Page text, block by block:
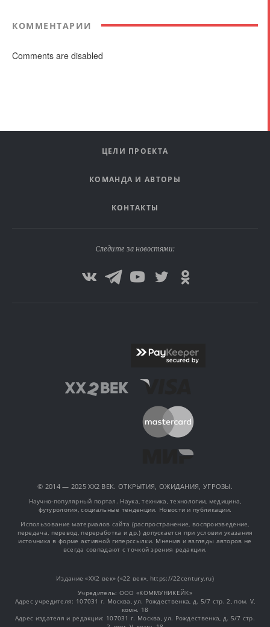
КОММЕНТАРИИ
Comments are disabled
ЦЕЛИ ПРОЕКТА
КОМАНДА И АВТОРЫ
КОНТАКТЫ
Следите за новостями:
© 2014 — 2025 XX2 ВЕК. ОТКРЫТИЯ, ОЖИДАНИЯ, УГРОЗЫ.
Научно-популярный портал. Наука, техника, технологии, медицина,
футурология, социальные тенденции. Новости и публикации.
Использование материалов сайта (распространение, воспроизведение,
передача, перевод, переработка и др.) допускается при условии указания
источника в форме активной гиперссылки. Мнения и взгляды авторов не
всегда совпадают с точкой зрения редакции.
Издание «XX2 век» («22 век», https://22century.ru)
Учредитель: OOO «КОММУНИКЕЙК»
Адрес учредителя: 107031 г. Москва, ул. Рождественка, д. 5/7 стр. 2, пом. V,
комн. 18
Адрес издателя и редакции: 107031 г. Москва, ул. Рождественка, д. 5/7 стр.